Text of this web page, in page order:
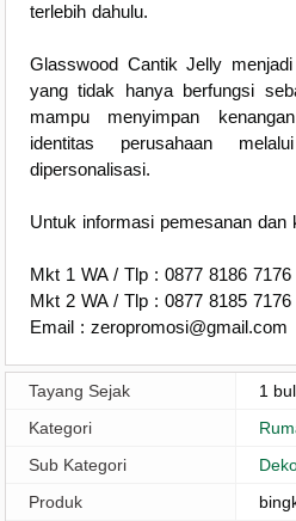
terlebih dahulu.
Glasswood Cantik Jelly
yang tidak hanya berfungsi
mampu menyimpan
identitas perusahaan
dipersonalisasi.
Untuk informasi pemesanan dan
Mkt 1 WA / Tlp : 0877 8186 7176
Mkt 2 WA / Tlp : 0877 8185 7176
Email : zeropromosi@gmail.com
Tayang Sejak
1
Kategori
Sub Kategori
Produk